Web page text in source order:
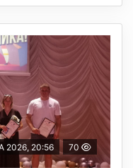
2026, 20:56 70